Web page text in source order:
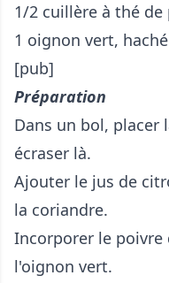
1/2 cuillère à thé de
1 oignon vert,
[pub]
Préparation
Dans un bol, placer
écraser là.
Ajouter le jus de
la coriandre.
Incorporer le poivre
l'oignon vert.